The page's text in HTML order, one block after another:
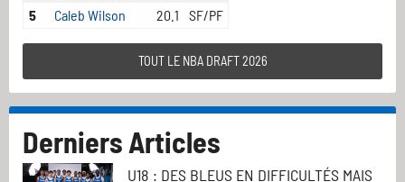
5
Caleb Wilson 20.1 SF/PF
TOUT LE NBA DRAFT 2026
Derniers Articles
U18 : DES BLEUS EN DIFFICULTÉS MAIS